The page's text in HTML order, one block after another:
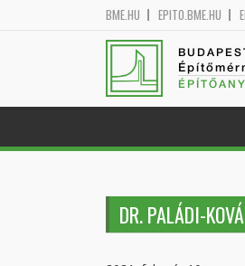
BME.HU EPITO.BME.HU
DR. PALÁDI-